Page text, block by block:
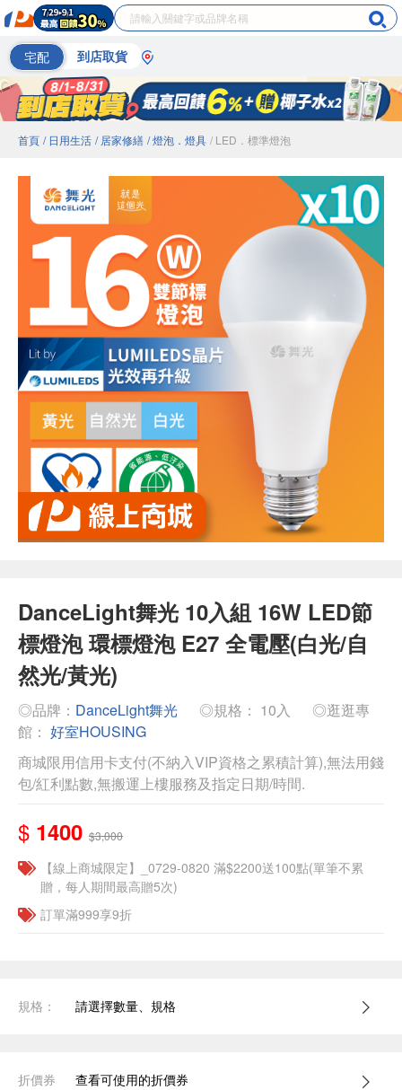
宅配 到店取貨
首頁 / 日用生活 / 居家修繕 / 燈泡．燈具 / LED．標準燈泡
DanceLight舞光 10入組 16W LED節
標燈泡 環標燈泡 E27 全電壓(白光/自
然光/黃光)
◎品牌： DanceLight舞光 ◎規格： 10入
◎逛逛專
館： 好室HOUSING
商城限用信用卡支付(不納入VIP資格之累積計算),無法用錢
包/紅利點數,無搬運上樓服務及指定日期/時間.
$ 1400 $3,000
【線上商城限定】_0729-0820 滿$2200送100點(單筆不累
贈，每人期間最高贈5次)
訂單滿999享9折
規格： 請選擇數量、規格
折價券 查看可使用的折價券